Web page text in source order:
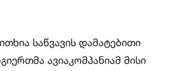
საწვავის დამატებითი
ავიაკომპანიამ მისი